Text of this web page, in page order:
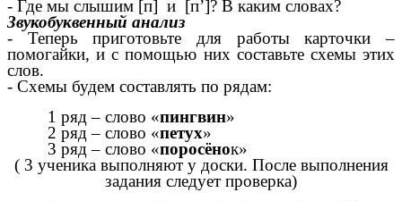
- Где мы слышим [п] и [п’]? В каким словах?
Звукобуквенный анализ
- Теперь приготовьте для работы карточки –
помогайки, и с помощью них составьте схемы этих
слов.
- Схемы будем составлять по рядам:
1 ряд – слово «пингвин»
2 ряд – слово «петух»
3 ряд – слово «поросёнок»
( 3 ученика выполняют у доски. После выполнения
задания следует проверка)